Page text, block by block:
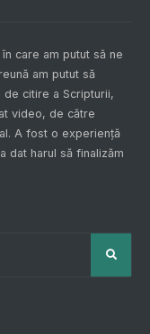
care am putut să ne
am putut să
citire a Scripturii,
video, de către
A fost o experiență
dat harul să finalizăm